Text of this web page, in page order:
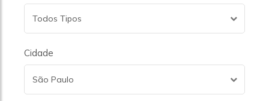
Todos Tipos
Cidade
São Paulo